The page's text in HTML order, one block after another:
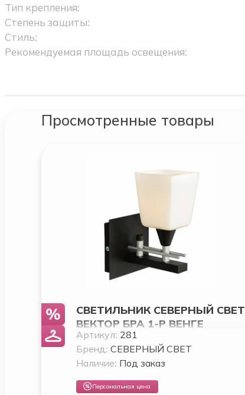
Тип крепления:
Степень защиты:
Стиль:
Рекомендуемая площадь освещения:
Просмотренные товары
СВЕТИЛЬНИК СЕВЕРНЫЙ СВЕТ
ВЕКТОР БРА 1-Р ВЕНГЕ
Артикул: 281
Бренд: СЕВЕРНЫЙ СВЕТ
Наличие: Под заказ
Персональная цена